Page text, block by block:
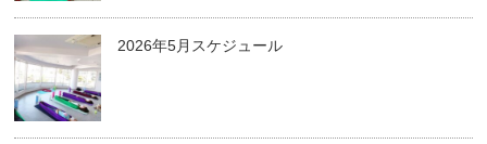
2026年5月スケジュール